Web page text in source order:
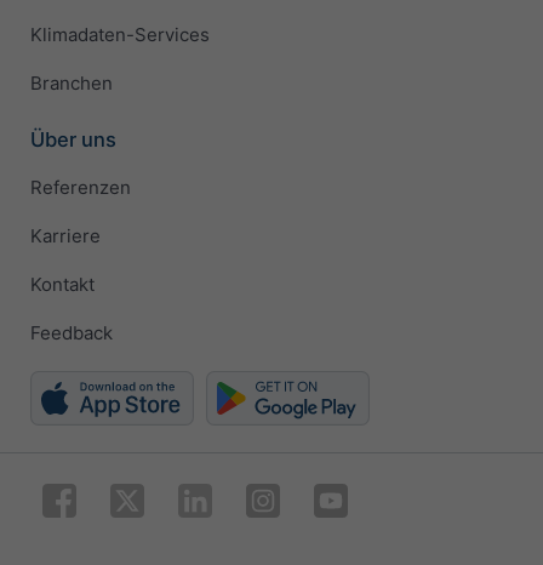
Klimadaten-Services
Branchen
Über uns
Referenzen
Karriere
Kontakt
Feedback